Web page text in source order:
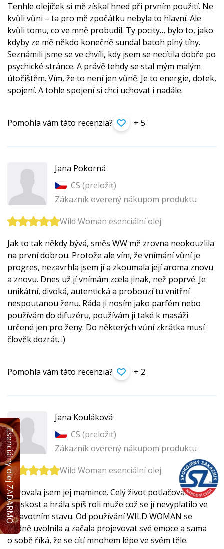
Tenhle olejíček si mě získal hned při prvním použití. Ne
kvůli vůni – ta pro mě zpočátku nebyla to hlavní. Ale
kvůli tomu, co ve mně probudil. Ty pocity… bylo to, jako
kdyby ze mě někdo konečně sundal batoh plný tíhy.
Seznámili jsme se ve chvíli, kdy jsem se necítila dobře po
psychické stránce. A právě tehdy se stal mým malým
útočištěm. Vím, že to není jen vůně. Je to energie, dotek,
spojení. A tohle spojení si chci uchovat i nadále.
Pomohla vám táto recenzia? + 5
Jana Pokorná
CS (preložiť)
Zákazník overený nákupom produktu
Wild Woman esenciální olej
Jak to tak někdy bývá, směs WW mě zrovna neokouzlila
na první dobrou. Protože ale vím, že vnímání vůní je
progres, nezavrhla jsem jí a zkoumala její aroma znovu
a znovu. Dnes už jí vnímám zcela jinak, než poprvé. Je
unikátní, divoká, autentická a probouzí tu vnitřní
nespoutanou ženu. Ráda ji nosím jako parfém nebo
používám do difuzéru, používám ji také k masáži
určené jen pro ženy. Do některých vůní zkrátka musí
člověk dozrát. :)
Pomohla vám táto recenzia? + 2
Jana Kouláková
CS (preložiť)
Zákazník overený nákupom produktu
Wild Woman esenciální olej
Darovala jsem jej mamince. Celý život potlačovala svou
ženskost a hrála spíš roli muže což se jí nevyplatilo ve
zdravotním stavu. Od používání WILD WOMAN se
hodně uvolnila a začala projevovat své emoce a sama
o sobě říká, že se cítí mnohem lépe ve svém těle.
Esenciálny olej ZADARMO